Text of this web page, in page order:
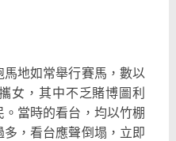
地如常舉行賽馬， 數以
女，其中不乏賭博圖利
當時的看台，均以竹棚
多，看台應聲倒塌，立即